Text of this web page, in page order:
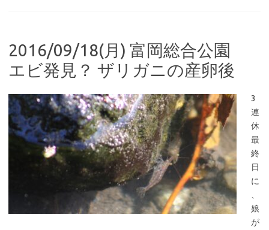
2016/09/18(月) 富岡総合公園
エビ発見？ ザリガニの産卵後
3
連
休
最
終
日
に
娘
が